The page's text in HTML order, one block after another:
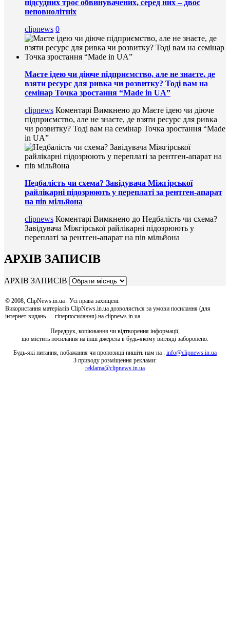
підсудних троє обвинувачених, серед них – двоє
неповнолітніх
clipnews 0
Маєте ідею чи діюче підприємство, але не знаєте, де
взяти ресурс для ривка чи розвитку? Тоді вам на
семінар Точка зростання “Made in UA”
clipnews Коментарі Вимкнено до Маєте ідею чи діюче
підприємство, але не знаєте, де взяти ресурс для ривка
чи розвитку? Тоді вам на семінар Точка зростання “Made
in UA”
Недбалість чи схема? Завідувача Міжгірської
райлікарні підозрюють у переплаті за рентген-апарат
на пів мільйона
clipnews Коментарі Вимкнено до Недбалість чи схема?
Завідувача Міжгірської райлікарні підозрюють у
переплаті за рентген-апарат на пів мільйона
АРХІВ ЗАПИСІВ
АРХІВ ЗАПИСІВ
© 2008, ClipNews.in.ua . Усі права захищені.
Використання матеріалів ClipNews.in.ua дозволяється за умови посилання (для
інтернет-видань — гіперпосилання) на clipnews.in.ua.
Передрук, копіювання чи відтворення інформації,
що містить посилання на інші джерела в будь-якому вигляді заборонено.
Будь-які питання, побажання чи пропозиції пишіть нам на : info@clipnews.in.ua
З приводу розміщення реклами:
reklama@clipnews.in.ua